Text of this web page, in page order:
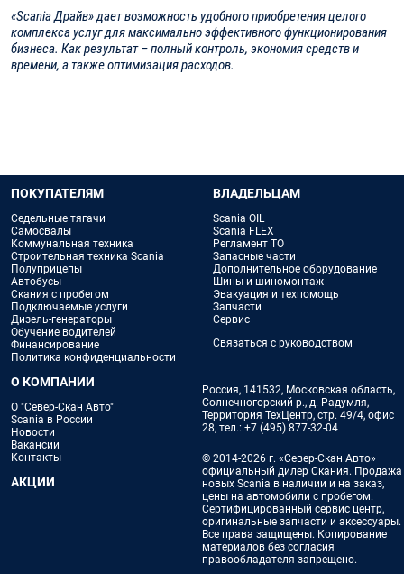
«Scania Драйв» дает возможность удобного приобретения целого
комплекса услуг для максимально эффективного функционирования
бизнеса. Как результат – полный контроль, экономия средств и
времени, а также оптимизация расходов.
ПОКУПАТЕЛЯМ
Седельные тягачи
Самосвалы
Коммунальная техника
Строительная техника Scania
Полуприцепы
Автобусы
Скания с пробегом
Подключаемые услуги
Дизель-генераторы
Обучение водителей
Финансирование
Политика конфиденциальности
ВЛАДЕЛЬЦАМ
Scania OIL
Scania FLEX
Регламент ТО
Запасные части
Дополнительное оборудование
Шины и шиномонтаж
Эвакуация и техпомощь
Запчасти
Сервис
Связаться с руководством
О КОМПАНИИ
О "Север-Скан Авто"
Scania в России
Новости
Вакансии
Контакты
АКЦИИ
Россия, 141532, Московская область,
Солнечногорский р., д. Радумля,
Территория ТехЦентр, стр. 49/4, офис
28, тел.: +7 (495) 877-32-04
© 2014-2026 г. «Север-Скан Авто»
официальный дилер Скания. Продажа
новых Scania в наличии и на заказ,
цены на автомобили с пробегом.
Сертифицированный сервис центр,
оригинальные запчасти и аксессуары.
Все права защищены. Копирование
материалов без согласия
правообладателя запрещено.